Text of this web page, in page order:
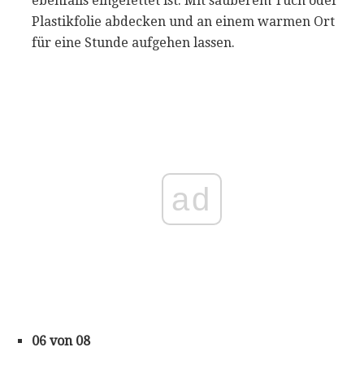
Plastikfolie abdecken und an einem warmen Ort
für eine Stunde aufgehen lassen.
ad
06 von 08